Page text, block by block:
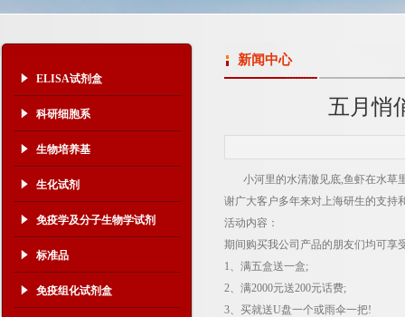
ELISA试剂盒
科研细胞系
生物培养基
生化试剂
免疫学及分子生物学试剂
标准品
免疫组化试剂盒
新闻中心
五月悄
小河里的水清澈见底,鱼虾在水草里
谢广大客户多年来对上海研生的支持
活动内容：
期间购买我公司产品的朋友们均可享
1、满五盒送一盒;
2、满2000元送200元话费;
3、买就送U盘一个或雨伞一把!